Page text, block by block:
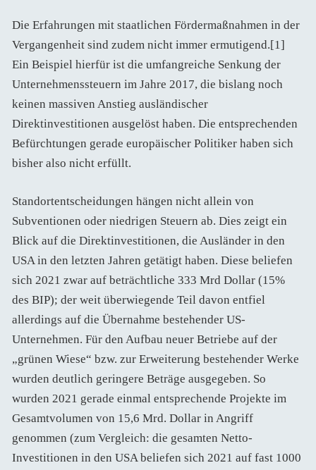
Die Erfahrungen mit staatlichen Fördermaßnahmen in der
Vergangenheit sind zudem nicht immer ermutigend.[1]
Ein Beispiel hierfür ist die umfangreiche Senkung der
Unternehmenssteuern im Jahre 2017, die bislang noch
keinen massiven Anstieg ausländischer
Direktinvestitionen ausgelöst haben. Die entsprechenden
Befürchtungen gerade europäischer Politiker haben sich
bisher also nicht erfüllt.
Standortentscheidungen hängen nicht allein von
Subventionen oder niedrigen Steuern ab. Dies zeigt ein
Blick auf die Direktinvestitionen, die Ausländer in den
USA in den letzten Jahren getätigt haben. Diese beliefen
sich 2021 zwar auf beträchtliche 333 Mrd Dollar (15%
des BIP); der weit überwiegende Teil davon entfiel
allerdings auf die Übernahme bestehender US-
Unternehmen. Für den Aufbau neuer Betriebe auf der
„grünen Wiese“ bzw. zur Erweiterung bestehender Werke
wurden deutlich geringere Beträge ausgegeben. So
wurden 2021 gerade einmal entsprechende Projekte im
Gesamtvolumen von 15,6 Mrd. Dollar in Angriff
genommen (zum Vergleich: die gesamten Netto-
Investitionen in den USA beliefen sich 2021 auf fast 1000